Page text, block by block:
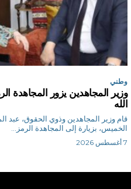
وطني
وزير المجاهدين يزور المجاهدة
الله
قام وزير المجاهدين وذوي الحقوق، عبد
الخميس، بزيارة إلى المجاهدة الرمز...
7 أغسطس 2026